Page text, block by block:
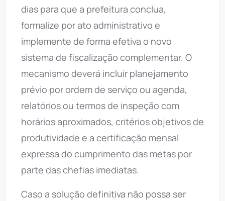
dias para que a prefeitura conclua,
formalize por ato administrativo e
implemente de forma efetiva o novo
sistema de fiscalização complementar. O
mecanismo deverá incluir planejamento
prévio por ordem de serviço ou agenda,
relatórios ou termos de inspeção com
horários aproximados, critérios objetivos de
produtividade e a certificação mensal
expressa do cumprimento das metas por
parte das chefias imediatas.
Caso a solução definitiva não possa ser